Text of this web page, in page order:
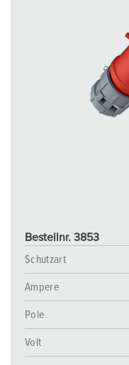
Bestellnr. 3853
Schutzart
Ampere
Pole
Volt